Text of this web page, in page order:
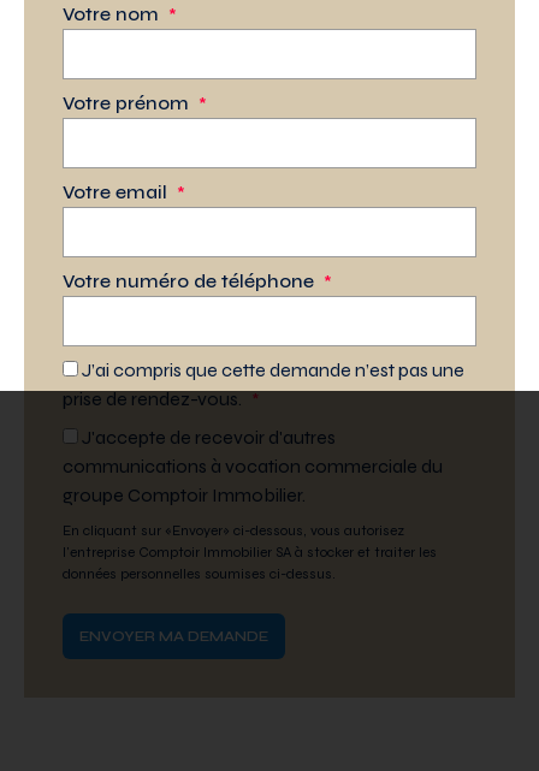
Votre nom *
Votre prénom *
Votre email *
Votre numéro de téléphone *
J’ai compris que cette demande n’est pas une
prise de rendez-vous. *
J'accepte de recevoir d'autres
communications à vocation commerciale du
groupe Comptoir Immobilier.
En cliquant sur «Envoyer» ci-dessous, vous autorisez
l'entreprise Comptoir Immobilier SA à stocker et traiter les
données personnelles soumises ci-dessus.